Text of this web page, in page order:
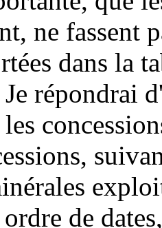
ne fassent
dans la
répondrai
de